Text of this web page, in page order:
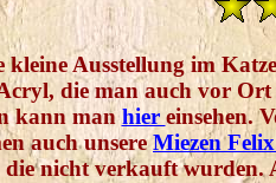
Ausstellung im
die man auch vor
kann manhier einsehen.
auch unsereMiezen
die nicht verkauft